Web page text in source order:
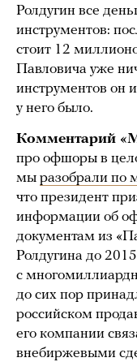
Ролдугин все
инструментов:
стоит 12
Павловича уже
инструментов он
у него было.
Комментарий
про офшоры в
мы разобрали по
что президент
информации об
документам из
Ролдугина до
с
до сих пор
российском
его компании
внебиржевыми